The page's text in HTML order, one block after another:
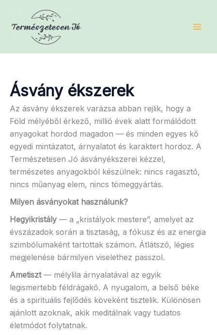
content
Ásvány ékszerek
Az ásvány ékszerek varázsa abban rejlik, hogy a
Föld mélyéből érkező, millió évek alatt formálódott
anyagokat hordod magadon — és minden egyes kő
egyedi mintázatot, árnyalatot és karaktert hordoz. A
Természetesen Jó ásványékszerei kézzel,
természetes anyagokból készülnek: nincs ragasztó,
nincs műanyag elem, nincs tömeggyártás.
Milyen ásványokat használunk?
Hegyikristály — a „kristályok mestere”, amelyet az
évszázadok során a tisztaság, a fókusz és az energia
szimbólumaként tartottak számon. Átlátszó, légies
megjelenése bármilyen viselethez passzol.
Ametiszt— mélylila árnyalatával az egyik
legismertebb féldrágakő. A nyugalom, a belső béke
és a spirituális fejlődés köveként tisztelik. Különösen
ajánlott azoknak, akik meditálnak vagy tudatos
életmódot folytatnak.